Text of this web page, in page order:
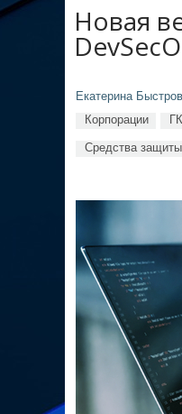
Новая
Екатерина
Корпорации
Средства